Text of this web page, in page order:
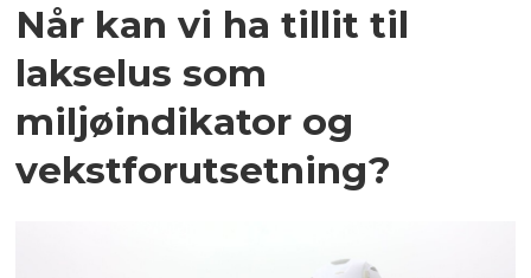
Når kan vi ha tillit til
lakselus som
miljøindikator og
vekstforutsetning?